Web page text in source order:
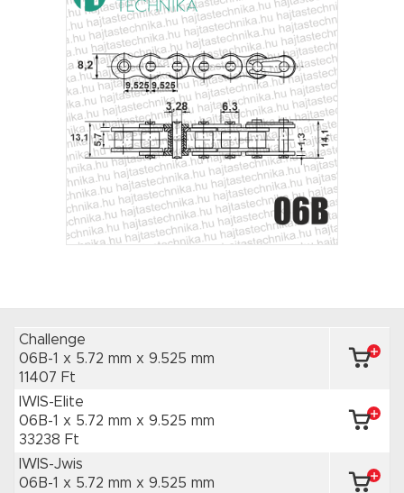
Challenge
06B-1 x 5.72 mm x 9.525 mm
11407 Ft
IWIS-Elite
06B-1 x 5.72 mm x 9.525 mm
33238 Ft
IWIS-Jwis
06B-1 x 5.72 mm x 9.525 mm